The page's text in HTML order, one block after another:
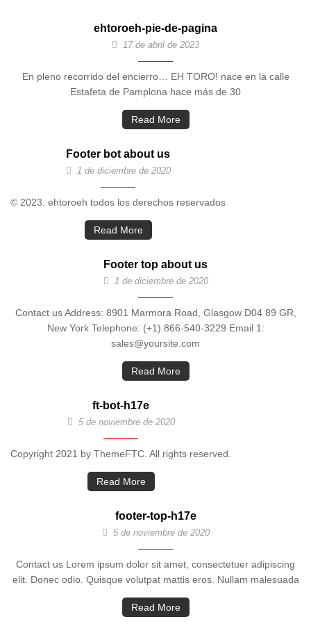
ehtoroeh-pie-de-pagina
17 de abril de 2023
En pleno recorrido del encierro… EH TORO! nace en la calle
Estafeta de Pamplona hace más de 30
Read More
Footer bot about us
1 de diciembre de 2020
© 2023. ehtoroeh todos los derechos reservados
Read More
Footer top about us
1 de diciembre de 2020
Contact us Address: 8901 Marmora Road, Glasgow D04 89 GR,
New York Telephone: (+1) 866-540-3229 Email 1:
sales@yoursite.com
Read More
ft-bot-h17e
5 de noviembre de 2020
Copyright 2021 by ThemeFTC. All rights reserved.
Read More
footer-top-h17e
5 de noviembre de 2020
Contact us Lorem ipsum dolor sit amet, consectetuer adipiscing
elit. Donec odio. Quisque volutpat mattis eros. Nullam malesuada
Read More